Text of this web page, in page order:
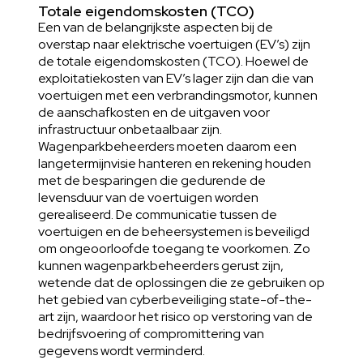
Totale eigendomskosten (TCO)
Een van de belangrijkste aspecten bij de
overstap naar elektrische voertuigen (EV’s) zijn
de totale eigendomskosten (TCO). Hoewel de
exploitatiekosten van EV’s lager zijn dan die van
voertuigen met een verbrandingsmotor, kunnen
de aanschafkosten en de uitgaven voor
infrastructuur onbetaalbaar zijn.
Wagenparkbeheerders moeten daarom een
langetermijnvisie hanteren en rekening houden
met de besparingen die gedurende de
levensduur van de voertuigen worden
gerealiseerd. De communicatie tussen de
voertuigen en de beheersystemen is beveiligd
om ongeoorloofde toegang te voorkomen. Zo
kunnen wagenparkbeheerders gerust zijn,
wetende dat de oplossingen die ze gebruiken op
het gebied van cyberbeveiliging state-of-the-
art zijn, waardoor het risico op verstoring van de
bedrijfsvoering of compromittering van
gegevens wordt verminderd.